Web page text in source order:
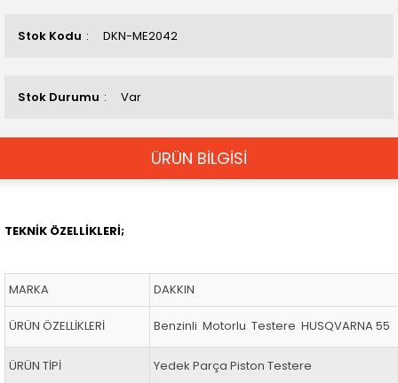
Stok Kodu DKN-ME2042
Stok Durumu Var
ÜRÜN BİLGİSİ
TEKNİK ÖZELLİKLERİ;
MARKA DAKKIN
ÜRÜN ÖZELLİKLERİ Benzinli Motorlu Testere HUSQVARNA
ÜRÜN TİPİ Yedek Parça Piston Testere